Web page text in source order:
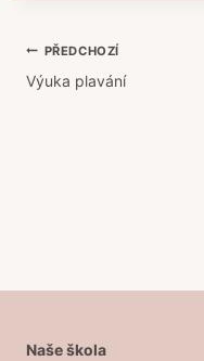
Navigace
pro
PŘEDCHOZÍ
Výuka plavání
Naše škola